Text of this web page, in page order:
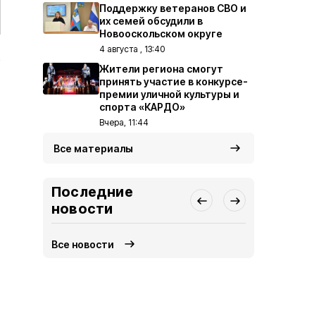
Поддержку ветеранов СВО и
их семей обсудили в
Новооскольском округе
4 августа , 13:40
Жители региона смогут
принять участие в конкурсе-
премии уличной культуры и
спорта «КАРДО»
Вчера, 11:44
Все материалы
Последние
новости
Все новости